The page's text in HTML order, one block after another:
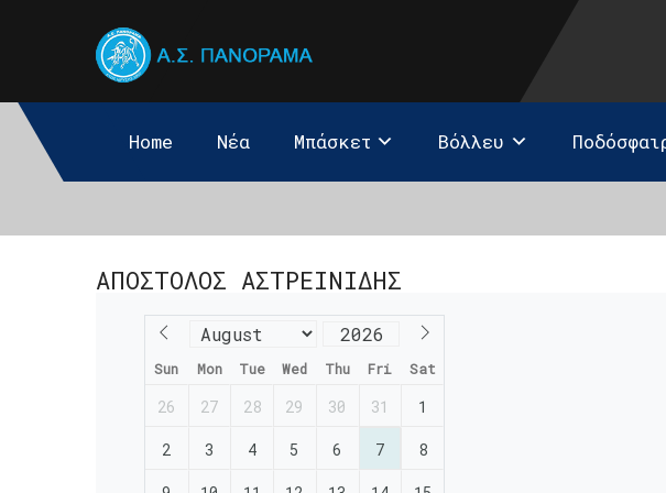
Home Νέα Μπάσκετ Βόλλευ
ΑΠΟΣΤΟΛΟΣ ΑΣΤΡΕΙΝΙΔΗΣ
Sun Mon Tue Wed Thu Fri Sat
26 27 28 29 30 31 1
2 3 4 5 6 7 8